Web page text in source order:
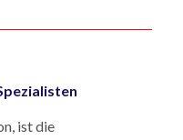
ist die